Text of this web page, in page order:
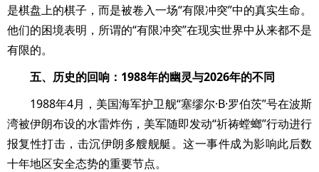
是棋盘上的棋子，而是被卷入一场“有限冲突”中的真实生命。
他们的困境表明，所谓的“有限冲突”在现实世界中从来都不是
有限的。
五、历史的回响：1988年的幽灵与2026年的不同
1988年4月，美国海军护卫舰“塞缪尔·B·罗伯茨”号在波斯
湾被伊朗布设的水雷炸伤，美军随即发动“祈祷螳螂”行动进行
报复性打击，击沉伊朗多艘舰艇。这一事件成为影响此后数
十年地区安全态势的重要节点。